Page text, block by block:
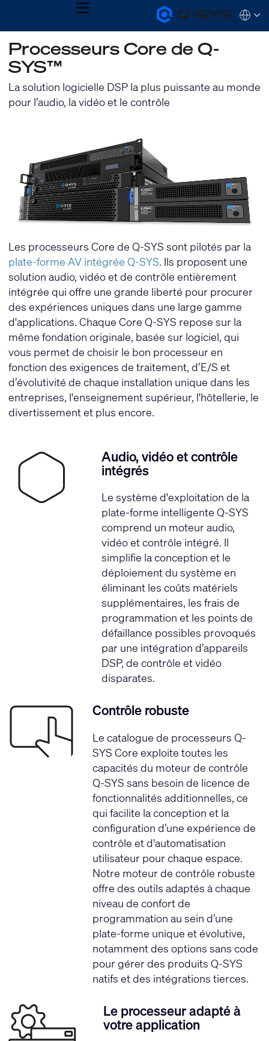
Q-
SYS
Products
Homepage
MENU
QSYS.com (English)
India (English)
Español
Français
日本語
Processeurs Core de Q-
SYS™
La solution logicielle DSP la plus puissante au monde
pour l’audio, la vidéo et le contrôle
Les processeurs Core de Q-SYS sont pilotés par la
plate-forme AV intégrée Q-SYS. Ils proposent une
solution audio, vidéo et de contrôle entièrement
intégrée qui offre une grande liberté pour procurer
des expériences uniques dans une large gamme
d'applications. Chaque Core Q-SYS repose sur la
même fondation originale, basée sur logiciel, qui
vous permet de choisir le bon processeur en
fonction des exigences de traitement, d’E/S et
d’évolutivité de chaque installation unique dans les
entreprises, l'enseignement supérieur, l'hôtellerie, le
divertissement et plus encore.
Audio, vidéo et contrôle
intégrés
Le système d'exploitation de la
plate-forme intelligente Q-SYS
comprend un moteur audio,
vidéo et contrôle intégré. Il
simplifie la conception et le
déploiement du système en
éliminant les coûts matériels
supplémentaires, les frais de
programmation et les points de
défaillance possibles provoqués
par une intégration d’appareils
DSP, de contrôle et vidéo
disparates.
Contrôle robuste
Le catalogue de processeurs Q-
SYS Core exploite toutes les
capacités du moteur de contrôle
Q-SYS sans besoin de licence de
fonctionnalités additionnelles, ce
qui facilite la conception et la
configuration d’une expérience de
contrôle et d'automatisation
utilisateur pour chaque espace.
Notre moteur de contrôle robuste
offre des outils adaptés à chaque
niveau de confort de
programmation au sein d’une
plate-forme unique et évolutive,
notamment des options sans code
pour gérer des produits Q-SYS
natifs et des intégrations tierces.
Le processeur adapté à
votre application